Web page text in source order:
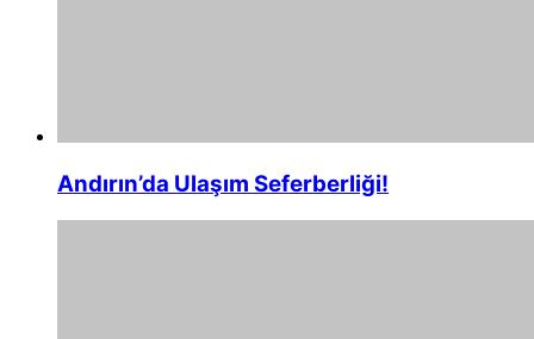
Andırın’da Ulaşım Seferberliği!